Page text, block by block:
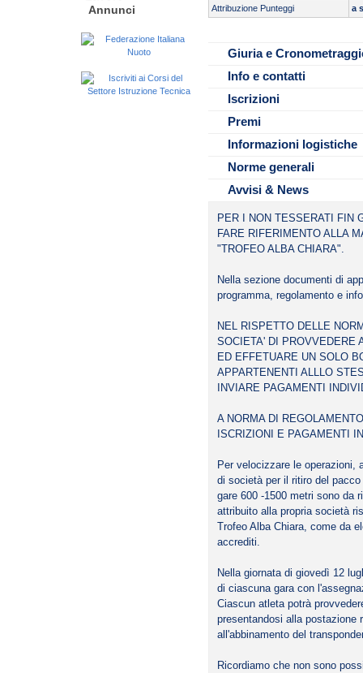
Annunci
Attribuzione Punteggi
a
Giuria e
Servizio di cronometraggio:
Info e contatti
Come da documento
Iscrizioni
Come da documento
Premi
Come da documento
Informazioni logistiche
Come da documento
Norme generali
Come da documento
Avvisi & News
PER I NON TESSERATI FIN
FARE RIFERIMENTO ALLA
"TROFEO ALBA CHIARA".
Nella sezione documenti di
programma, regolamento e
NEL RISPETTO DELLE
SOCIETA' DI PROVVEDERE
ED EFFETUARE UN SOLO
APPARTENENTI ALLLO
INVIARE PAGAMENTI
A NORMA DI
ISCRIZIONI E PAGAMENTI
Per velocizzare le operazioni,
di società per il ritiro del
gare 600 -1500 metri sono da
attribuito alla propria società
Trofeo Alba Chiara, come da
accrediti.
Nella giornata di giovedì 12
di ciascuna gara con
Ciascun atleta potrà
presentandosi alla postazione
all'abbinamento del
Ricordiamo che non sono
File da scaricare
Programma e
Avvisi importanti
Avvisi atleti